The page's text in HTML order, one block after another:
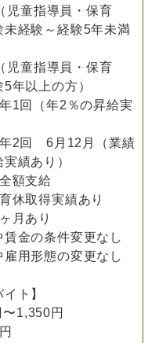
児童指導員・保育
未経験～経験5年未満
児童指導員・保育
年以上の方）
1回（年2％の昇給実
2回 6月12月（業績
績あり）
額支給
休取得実績あり
月あり
金の条件変更なし
用形態の変更なし
ト】
1,350円